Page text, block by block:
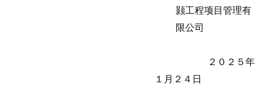
颢工程项目管理有
限公司
２０２５年
１月２４日